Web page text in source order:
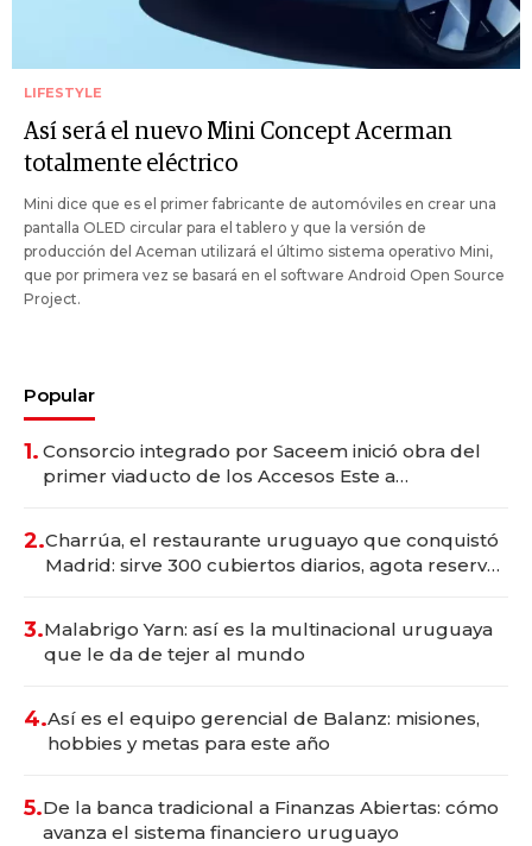
LIFESTYLE
Así será el nuevo Mini Concept Acerman
totalmente eléctrico
Mini dice que es el primer fabricante de automóviles en crear una
pantalla OLED circular para el tablero y que la versión de
producción del Aceman utilizará el último sistema operativo Mini,
que por primera vez se basará en el software Android Open Source
Project.
Popular
1. Consorcio integrado por Saceem inició obra del
primer viaducto de los Accesos Este a
2.Charrúa, el restaurante uruguayo que conquistó
Madrid: sirve 300 cubiertos diarios, agota reservas
3.Malabrigo Yarn: así es la multinacional uruguaya
que le da de tejer al mundo
4.Así es el equipo gerencial de Balanz: misiones,
hobbies y metas para este año
5.De la banca tradicional a Finanzas Abiertas: cómo
avanza el sistema financiero uruguayo